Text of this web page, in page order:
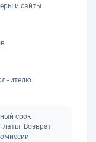
и сайты
срок
Возврат